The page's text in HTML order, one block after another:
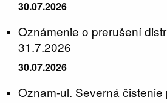
30.07.2026
Oznámenie o prerušení
31.7.2026
30.07.2026
Oznam-ul. Severná